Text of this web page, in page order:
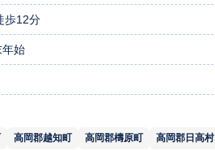
歩12分
年始
高岡郡越知町 高岡郡檮原町 高岡郡日高村